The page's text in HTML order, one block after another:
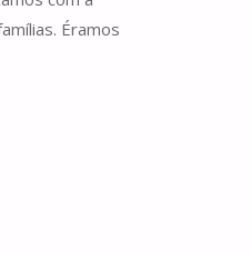
Éramos